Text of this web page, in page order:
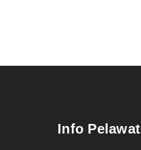
Info Pelawat